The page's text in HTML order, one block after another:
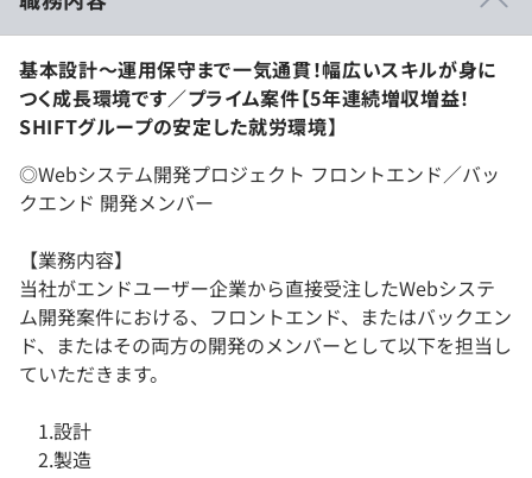
基本設計～運用保守まで一気通貫！幅広いスキルが身に
つく成長環境です／プライム案件【5年連続増収増益！
SHIFTグループの安定した就労環境】
◎Webシステム開発プロジェクト フロントエンド／バッ
クエンド 開発メンバー
【業務内容】
当社がエンドユーザー企業から直接受注したWebシステ
ム開発案件における、フロントエンド、またはバックエン
ド、またはその両方の開発のメンバーとして以下を担当し
ていただきます。
1.設計
2.製造